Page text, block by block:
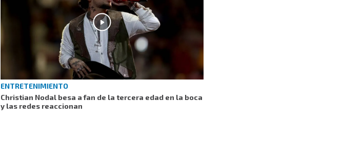
ENTRETENIMIENTO
Christian Nodal besa a fan de la tercera edad en la boca
y las redes reaccionan